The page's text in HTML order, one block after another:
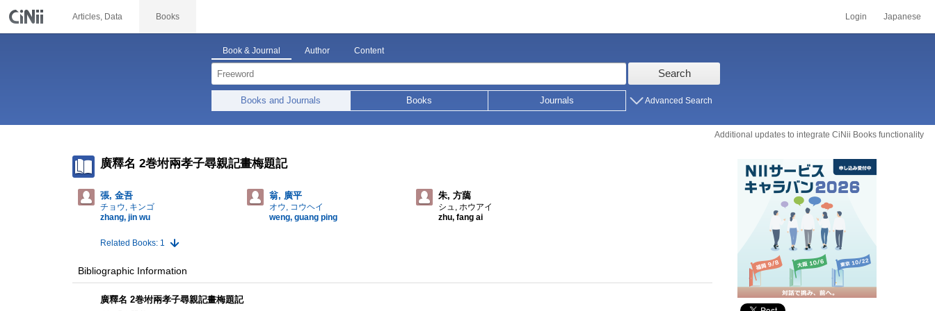
Articles, Data Books Login Japanese
Book & Journal Author Content
Search
Books and Journals Books Journals Advanced Search
Additional updates to integrate CiNii Books functionality
廣釋名 2巻坿兩孝子尋親記畫梅題記
張, 金吾
チョウ, キンゴ
zhang, jin wu
翁, 廣平
オウ, コウヘイ
weng, guang ping
朱, 方藹
シュ, ホウアイ
zhu, fang ai
Related Books: 1
Bibliographic Information
廣釋名 2巻坿兩孝子尋親記畫梅題記